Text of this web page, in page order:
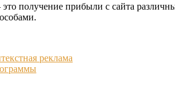
получение прибыли с сайта
реклама